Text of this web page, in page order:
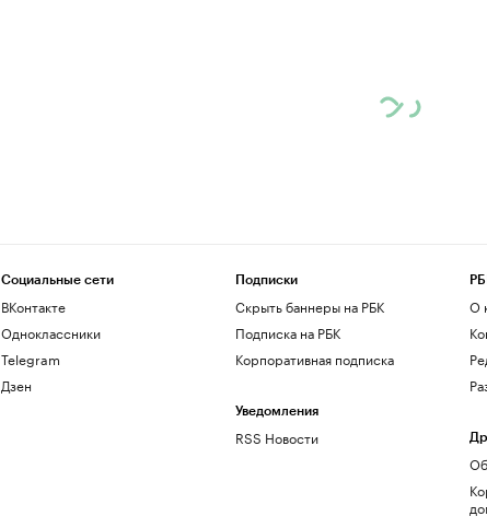
Социальные сети
ВКонтакте
Одноклассники
Telegram
Дзен
Подписки
Скрыть баннеры на РБК
Подписка на РБК
Корпоративная подписка
Уведомления
RSS Новости
О